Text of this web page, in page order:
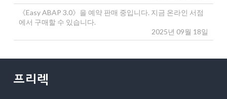
《Easy ABAP 3.0》을 예약 판매 중입니다. 지금 온라인 서점
에서 구매할 수 있습니다.
2025년 09월 18일